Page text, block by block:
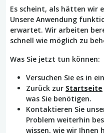
Es scheint, als hätten wir
Unsere Anwendung
erwartet. Wir arbeiten
schnell wie möglich zu
Was Sie jetzt tun können:
Versuchen Sie es in
Zurück zur Startseite
was Sie benötigen.
Kontaktieren Sie
Problem weiterhin
wissen, wie wir Ihnen